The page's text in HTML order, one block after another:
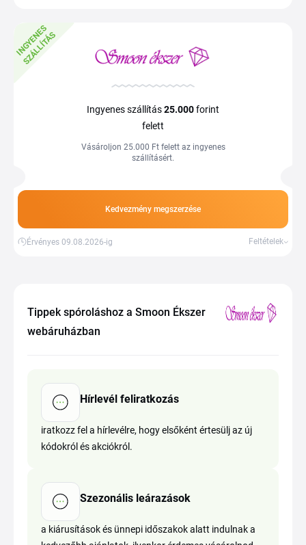
I
N
G
Y
E
N
E
S
S
Z
Á
L
L
Í
T
Á
S
Ingyenes szállítás25.000forint
felett
Vásároljon 25.000 Ft felett az ingyenes
szállításért.
Kedvezmény megszerzése
Érvényes 09.08.2026-ig Feltételek
Tippek spóroláshoz a Smoon Ékszer
webáruházban
Hírlevél feliratkozás
iratkozz fel a hírlevélre, hogy elsőként értesülj az új
kódokról és akciókról.
Szezonális leárazások
a kiárusítások és ünnepi időszakok alatt indulnak a